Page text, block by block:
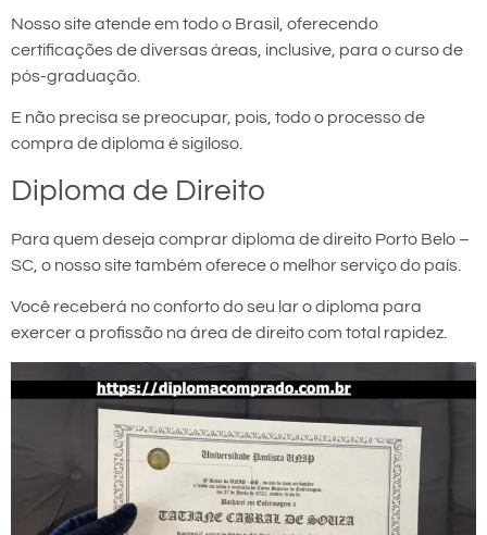
Nosso site atende em todo o Brasil, oferecendo
certificações de diversas áreas, inclusive, para o curso de
pós-graduação.
E não precisa se preocupar, pois, todo o processo de
compra de diploma é sigiloso.
Diploma de Direito
Para quem deseja comprar diploma de direito Porto Belo –
SC, o nosso site também oferece o melhor serviço do país.
Você receberá no conforto do seu lar o diploma para
exercer a profissão na área de direito com total rapidez.